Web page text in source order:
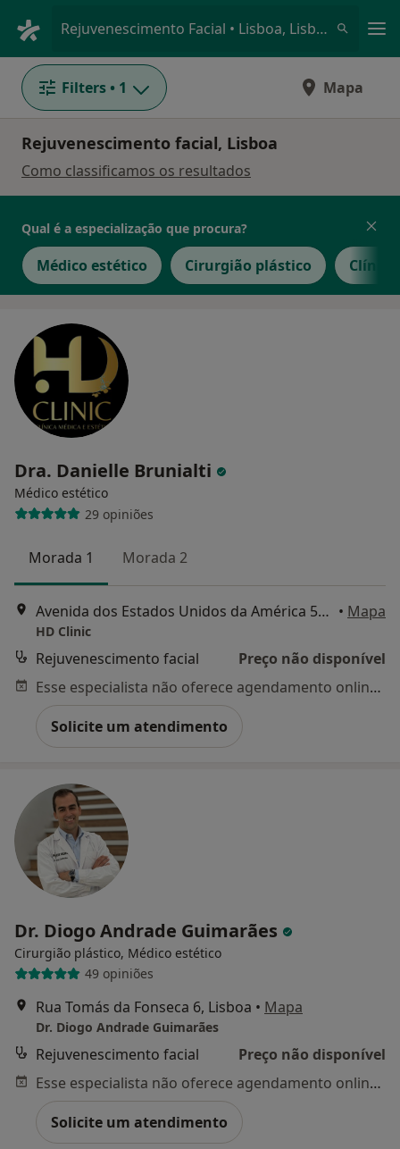
Rejuvenescimento Facial • Lisboa, Lisboa
Filters • 1 Mapa
Rejuvenescimento facial, Lisboa
Como classificamos os resultados
Qual é a especialização que procura?
Médico estético Cirurgião plástico
Dra. Danielle Brunialti
Médico estético
29 opiniões
Morada 1 Morada 2
Avenida dos Estados Unidos da América 51A, Lisboa • Mapa
HD Clinic
Rejuvenescimento facial
Preço não disponível
Esse especialista não oferece agendamento online para esse endereço.
Solicite um atendimento
Dr. Diogo Andrade Guimarães
Cirurgião plástico, Médico estético
49 opiniões
Rua Tomás da Fonseca 6, Lisboa • Mapa
Dr. Diogo Andrade Guimarães
Rejuvenescimento facial
Preço não disponível
Esse especialista não oferece agendamento online para esse endereço.
Solicite um atendimento